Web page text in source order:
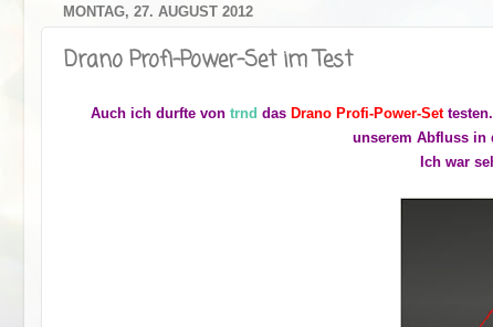
MONTAG, 27. AUGUST 2012
Drano Profi-Power-Set im Test
Auch ich durfte von trnd das Drano Profi-Power-Set
unserem Abfluss in
Ich war